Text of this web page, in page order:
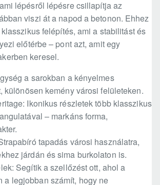
lépésről lépésre csillapítja az
viszi át a napod a betonon. Ehhez
felépítés, ami a stabilitást és
előtérbe – pont azt, amit egy
keresel.
a sarokban a kényelmes
különösen kemény városi felületeken.
Ikonikus részletek több klasszikus
– markáns forma,
tapadás városi használatra,
járdán és sima burkolaton is.
Segítik a szellőzést ott, ahol a
a legjobban számít, hogy ne